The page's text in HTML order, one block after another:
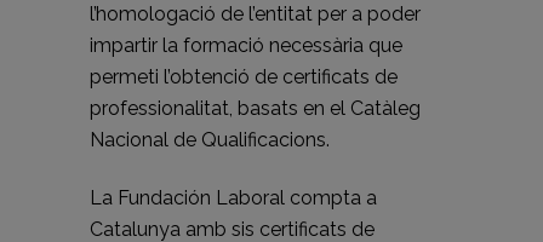
l’homologació de l’entitat per a poder
impartir la formació necessària que
permeti l’obtenció de certificats de
professionalitat, basats en el Catàleg
Nacional de Qualificacions.
La Fundación Laboral compta a
Catalunya amb sis certificats de